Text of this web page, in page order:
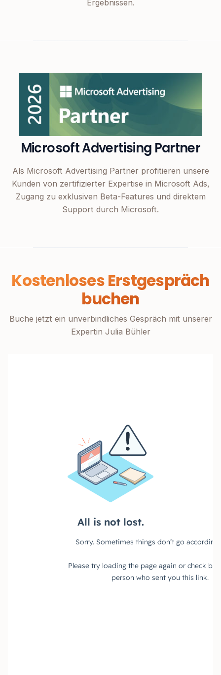
Ergebnissen.
Microsoft Advertising Partner
Als Microsoft Advertising Partner profitieren unsere
Kunden von zertifizierter Expertise in Microsoft Ads,
Zugang zu exklusiven Beta-Features und direktem
Support durch Microsoft.
Kostenloses Erstgespräch
buchen
Buche jetzt ein unverbindliches Gespräch mit unserer
Expertin Julia Bühler